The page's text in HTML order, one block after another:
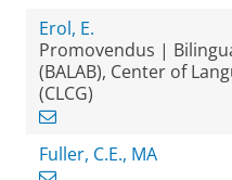
Erol, E.
Promovendus |
(BALAB), Center of
(CLCG)
Fuller, C.E., MA